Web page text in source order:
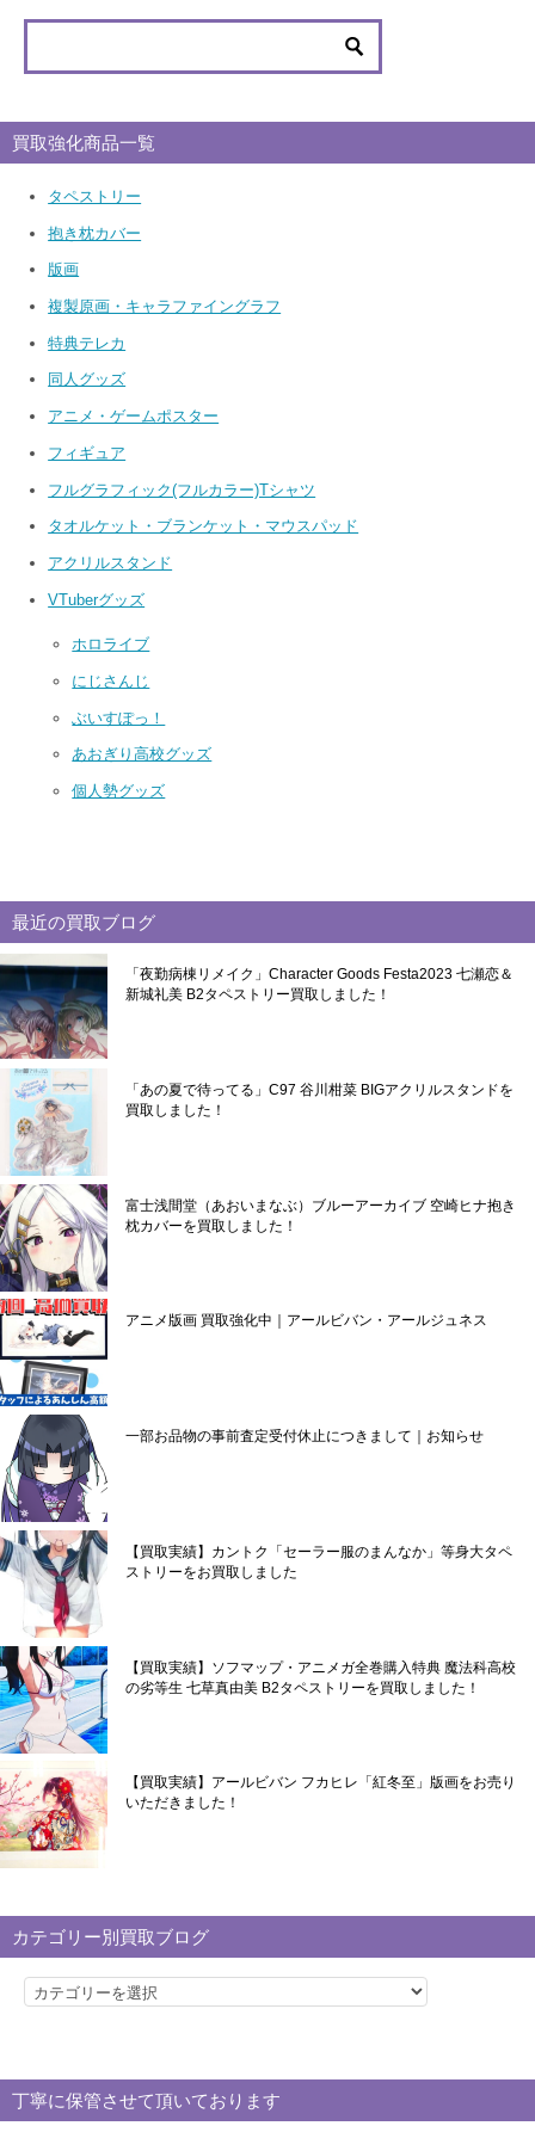
買取強化商品一覧
タペストリー
抱き枕カバー
版画
複製原画・キャラファイングラフ
特典テレカ
同人グッズ
アニメ・ゲームポスター
フィギュア
フルグラフィック(フルカラー)Tシャツ
タオルケット・ブランケット・マウスパッド
アクリルスタンド
VTuberグッズ
ホロライブ
にじさんじ
ぶいすぽっ！
あおぎり高校グッズ
個人勢グッズ
最近の買取ブログ
「夜勤病棟リメイク」Character Goods Festa2023 七瀬恋＆
新城礼美 B2タペストリー買取しました！
「あの夏で待ってる」C97 谷川柑菜 BIGアクリルスタンドを
買取しました！
富士浅間堂（あおいまなぶ）ブルーアーカイブ 空崎ヒナ抱き
枕カバーを買取しました！
アニメ版画 買取強化中｜アールビバン・アールジュネス
一部お品物の事前査定受付休止につきまして｜お知らせ
【買取実績】カントク「セーラー服のまんなか」等身大タペ
ストリーをお買取しました
【買取実績】ソフマップ・アニメガ全巻購入特典 魔法科高校
の劣等生 七草真由美 B2タペストリーを買取しました！
【買取実績】アールビバン フカヒレ「紅冬至」版画をお売り
いただきました！
カテゴリー別買取ブログ
カ
リ
ー
丁寧に保管させて頂いております